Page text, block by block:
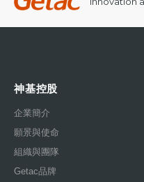
神基控股
企業簡介
願景與使命
組織與團隊
Getac品牌